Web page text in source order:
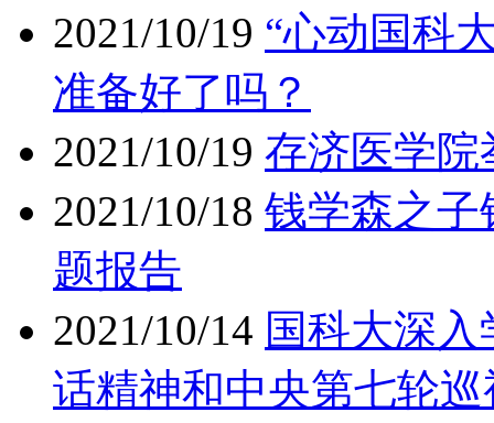
2021/10/19 “心动国科
准备好了吗？
2021/10/19 存济医学院
2021/10/18 钱学森之子
题报告
2021/10/14 国科大深
话精神和中央第七轮